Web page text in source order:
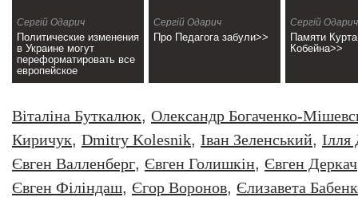
Сергій Одарич
Политические изменения
в Украине могут
переформатировать все
европейское
пространство>>
Сергій Одарич
Про Педагога забули>>
Сергій Одарич
Памяти Курта
Кобейна>>
Віталіна Буткалюк, Олександр Богаченко-
Киричук, Dmitry Kolesnik, Iван Зеленський, Iлля
Євген Валленберг, Євген Голишкін, Євген Деркач
Євген Філіндаш, Єгор Воронов, Єлизавета